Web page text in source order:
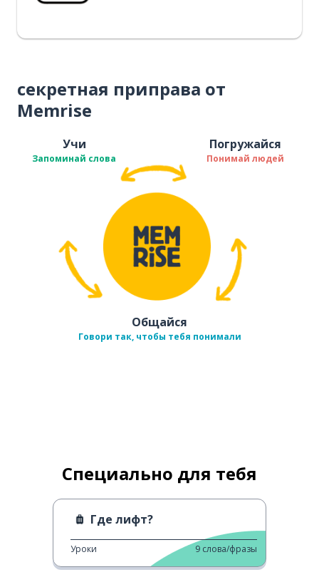
секретная приправа от
Memrise
Учи
Запоминай слова
Погружайся
Понимай людей
Общайся
Говори так, чтобы тебя понимали
Специально для тебя
Где лифт?
Уроки 9 слова/фразы